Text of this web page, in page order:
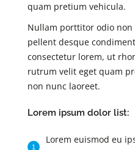
quam pretium vehicula.
Nullam porttitor odio
pellent desque
consectetur lorem, ut
rutrum velit eget quam
non nunc laoreet.
Lorem ipsum dolor list:
Lorem euismod eu